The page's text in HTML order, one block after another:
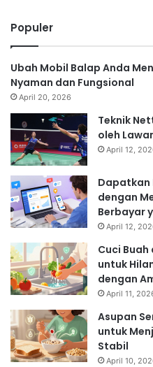
Populer
Ubah Mobil Balap Anda
Nyaman dan Fungsional
April 20, 2026
Teknik
oleh
April 12,
Dapatkan
dengan
Berbayar
April 12,
Cuci
untuk
dengan
April 11,
Asupan
untuk
Stabil
April 10,